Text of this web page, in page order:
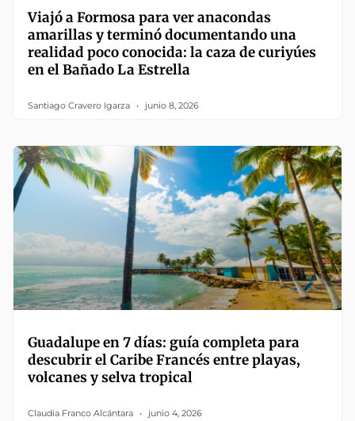
Viajó a Formosa para ver anacondas
amarillas y terminó documentando una
realidad poco conocida: la caza de curiyúes
en el Bañado La Estrella
Santiago Cravero Igarza junio 8, 2026
Guadalupe en 7 días: guía completa para
descubrir el Caribe Francés entre playas,
volcanes y selva tropical
Claudia Franco Alcántara junio 4, 2026